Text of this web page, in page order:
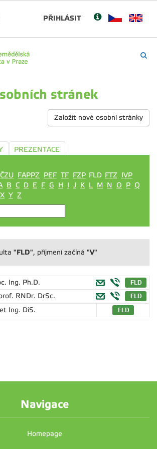
PŘIHLÁSIT
stránek
Založit nové osobní stránky
PREZENTACE
ČZU FAPPZ PEF TF FZP FLD FTZ IVP
B C D E F G H I J K L M N O P Q
X Y Z
"FLD", příjmení začíná "V"
Ing. Ph.D.
RNDr. DrSc.
Ing. DiS.
Navigace
Homepage